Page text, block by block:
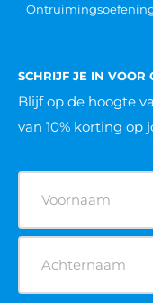
SCHRIJF JE IN VOOR
Blijf op de hoogte
van 10% korting op
(Vereist)